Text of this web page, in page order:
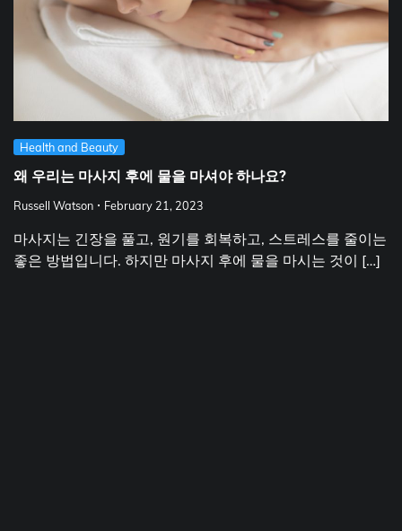
Health and Beauty
왜 우리는 마사지 후에 물을 마셔야 하나요?
Russell Watson February 21, 2023
마사지는 긴장을 풀고, 원기를 회복하고, 스트레스를 줄이는
좋은 방법입니다. 하지만 마사지 후에 물을 마시는 것이 […]